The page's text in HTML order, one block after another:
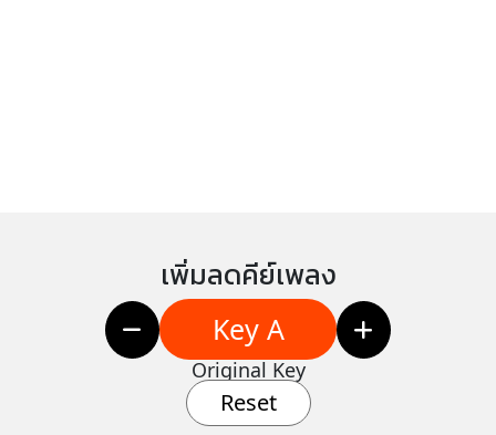
เพิ่มลดคีย์เพลง
Key A
Original Key
Reset